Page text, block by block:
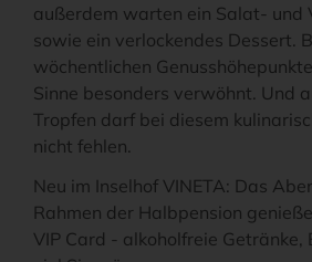
außerdem warten ein Salat- und
sowie ein verlockendes Dessert.
wöchentlichen
Sinne besonders verwöhnt. Und
Tropfen darf bei diesem
nicht fehlen.
Neu im Inselhof VINETA: Das
Rahmen der Halbpension
VIP Card - alkoholfreie Getränke,